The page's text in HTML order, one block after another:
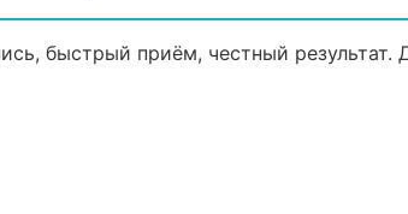
быстрый приём, честный результат.